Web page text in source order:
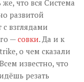
что вся Система
развитой
взглядами
—совки. Да и к
о чем сказали
известно, что
резать